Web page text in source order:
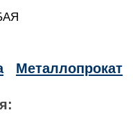
Металлопрокат